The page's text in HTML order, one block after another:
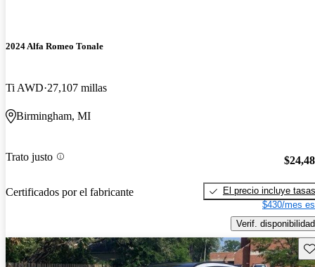
2024 Alfa Romeo Tonale
Ti AWD 27,107 millas
Birmingham, MI
Trato justo
Certificados por el fabricante
El precio incluye tasas
$430/mes
Verif. disponibilidad